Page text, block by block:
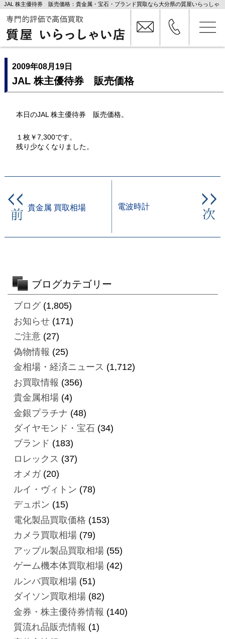
JAL 株主優待券 販売価格：貴金属・宝石・ブランド買取なら大分県の質屋いらっしゃ
2009年08月19日
JAL 株主優待券 販売価格
本日のJAL 株主優待券 販売価格。
１枚￥7,300です。
残り少なくなりました。
貴金属 買取相場 電波時計
ブログカテゴリー
ブログ(1,805)
お知らせ(171)
ご注意(27)
偽物情報 (25)
金相場・経済ニュース (1,712)
お買取情報 (356)
貴金属相場(4)
金銀プラチナ (48)
ダイヤモンド・宝石 (34)
ブランド (183)
ロレックス (37)
オメガ(20)
ルイ・ヴィトン (78)
デュポン (15)
電化製品買取価格 (153)
カメラ買取相場(79)
アップル製品買取相場(55)
ゲーム機本体買取相場(42)
ルンバ買取相場(51)
ダイソン買取相場(82)
金券・株主優待券情報 (140)
質流れ品販売情報 (1)